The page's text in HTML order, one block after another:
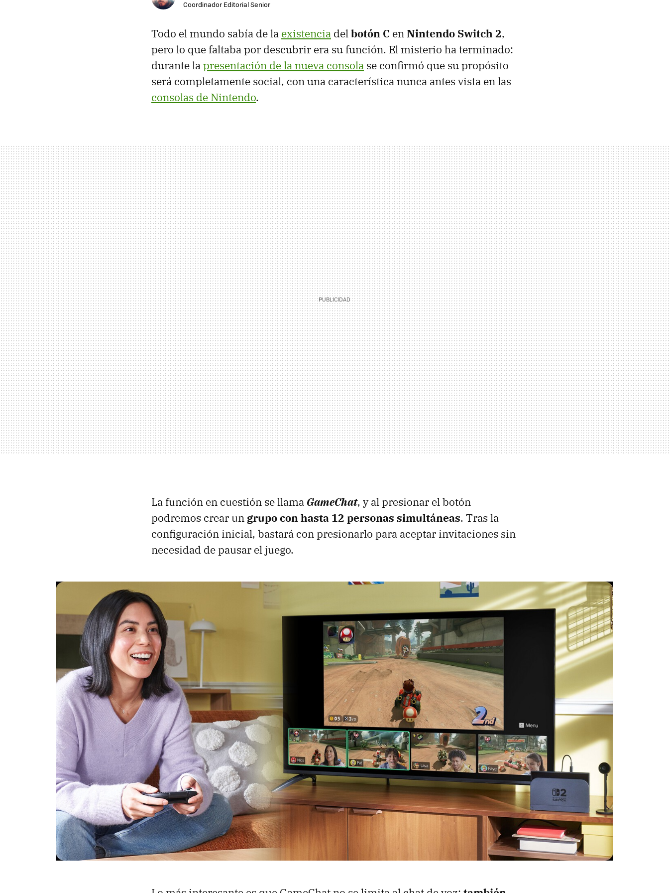
Coordinador Editorial Senior
Todo el mundo sabía de la existencia delbotón C enNintendo Switch 2,
pero lo que faltaba por descubrir era su función. El misterio ha terminado:
durante lapresentación de la nueva consola se confirmó que su propósito
será completamente social, con una característica nunca antes vista en las
consolas de Nintendo.
La función en cuestión se llama GameChat, y al presionar el botón
podremos crear un grupo con hasta 12 personas simultáneas. Tras la
configuración inicial, bastará con presionarlo para aceptar invitaciones sin
necesidad de pausar el juego.